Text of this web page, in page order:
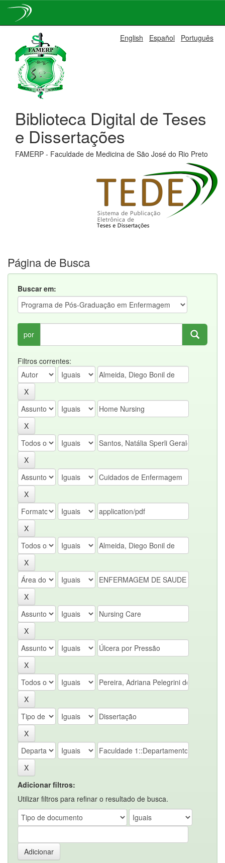
navigation
English Español Português
Biblioteca Digital de Teses
e Dissertações
FAMERP - Faculdade de Medicina de São José do Rio Preto
Página de Busca
Buscar em:
por
Filtros correntes:
Adicionar filtros:
Utilizar filtros para refinar o resultado de busca.